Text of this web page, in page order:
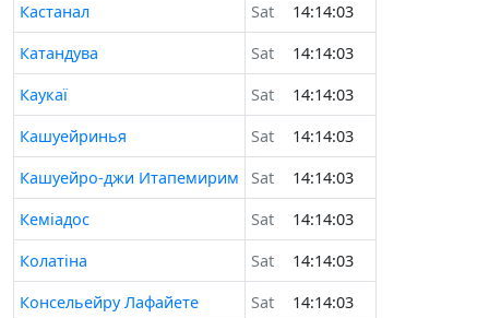
Кастанал
Sat
14:14:03
Катандува
Sat
14:14:03
Каукаї
Sat
14:14:03
Кашуейринья
Sat
14:14:03
Кашуейро-джи Итaпемирим
Sat
14:14:03
Кеміадос
Sat
14:14:03
Колатіна
Sat
14:14:03
Консельейру Лафайете
Sat
14:14:03